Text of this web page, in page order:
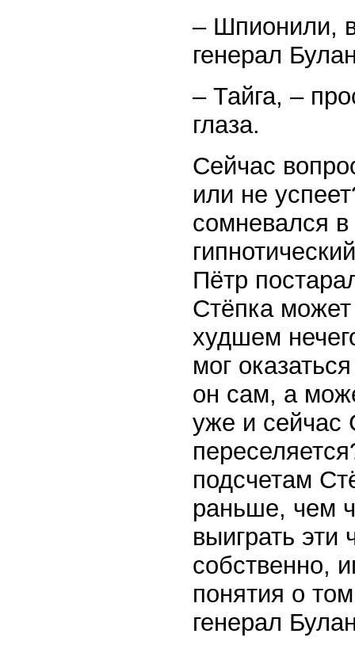
– Шпионили,
генерал
– Тайга, –
глаза.
Сейчас
или не
сомневался в
Пётр
Стёпка
худшем
мог
он сам, а
уже и сейчас
подсчетам
раньше, чем
выиграть
собственно,
понятия о
генерал